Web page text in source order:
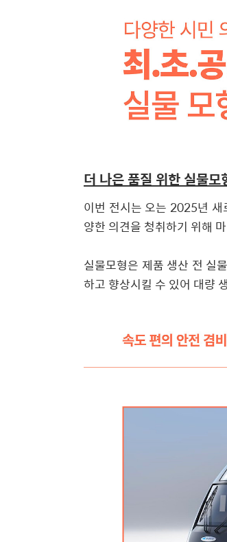
더 나은 품질 위한 실물모
이번 전시는 오는 2025년
양한 의견을 청취하기 위해
실물모형은 제품 생산 전 실
하고 향상시킬 수 있어 대량